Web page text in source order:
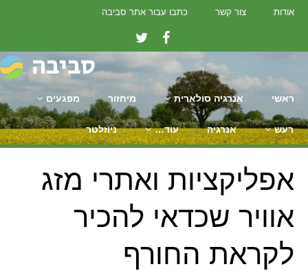
אודות צור קשר כתבו עבור אתר סביבה
ראשי אנרגיה סולארית מיחזור מפגעים
רעש אנרגיה עוד… ניוזלטר
אפליקציות ואתרי מזג
אוויר שכדאי להכיר
לקראת החורף